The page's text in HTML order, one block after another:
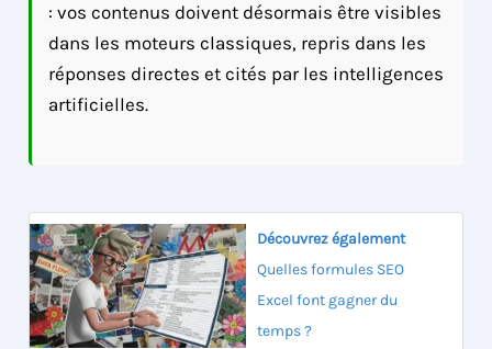
: vos contenus doivent désormais être visibles
dans les moteurs classiques, repris dans les
réponses directes et cités par les intelligences
artificielles.
Découvrez également
Quelles formules SEO
Excel font gagner du
temps ?